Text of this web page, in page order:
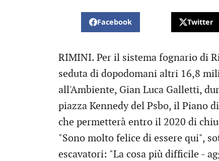
Facebook Twitter
RIMINI. Per il sistema fognario di
seduta di dopodomani altri 16,8
all'Ambiente, Gian Luca Galletti,
piazza Kennedy del Psbo, il Piano
che permetterà entro il 2020 di
"Sono molto felice di essere qui",
escavatori: "La cosa più difficile -